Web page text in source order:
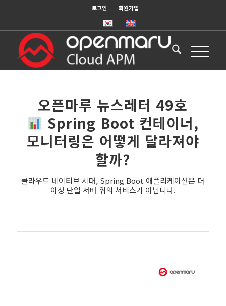
로그인 회원가입
오픈마루 뉴스레터 49호
Spring Boot 컨테이너,
모니터링은 어떻게 달라져야
할까?
클라우드 네이티브 시대, Spring Boot 애플리케이션은 더
이상 단일 서버 위의 서비스가 아닙니다.